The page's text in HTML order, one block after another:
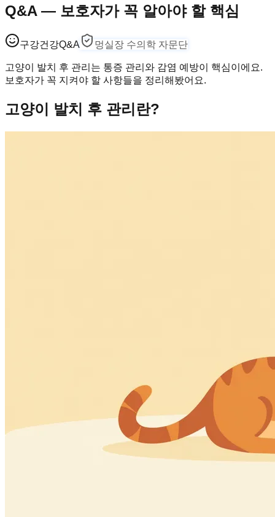
Q&A — 보호자가 꼭 알아야 할 핵심
구강건강Q&A 멍실장 수의학 자문단
고양이 발치 후 관리는 통증 관리와 감염 예방이 핵심이에요.
보호자가 꼭 지켜야 할 사항들을 정리해봤어요.
고양이 발치 후 관리란?